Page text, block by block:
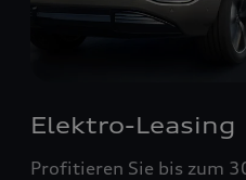
Elektro-Leasing
Profitieren Sie bis zum